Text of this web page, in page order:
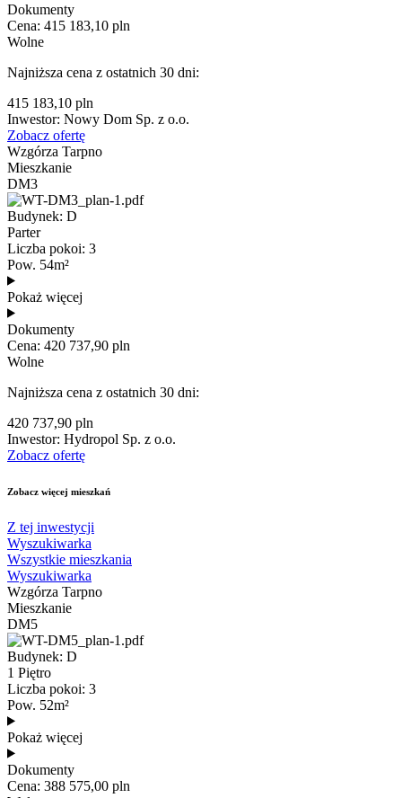
Dokumenty
Cena: 415 183,10 pln
Wolne
Najniższa cena z ostatnich 30 dni:
415 183,10 pln
Inwestor: Nowy Dom Sp. z o.o.
Zobacz ofertę
Wzgórza Tarpno
Mieszkanie
DM3
Budynek: D
Parter
Liczba pokoi: 3
Pow. 54m²
Pokaż więcej
Dokumenty
Cena: 420 737,90 pln
Wolne
Najniższa cena z ostatnich 30 dni:
420 737,90 pln
Inwestor: Hydropol Sp. z o.o.
Zobacz ofertę
Zobacz więcej mieszkań
Z tej inwestycji
Wyszukiwarka
Wszystkie mieszkania
Wyszukiwarka
Wzgórza Tarpno
Mieszkanie
DM5
Budynek: D
1 Piętro
Liczba pokoi: 3
Pow. 52m²
Pokaż więcej
Dokumenty
Cena: 388 575,00 pln